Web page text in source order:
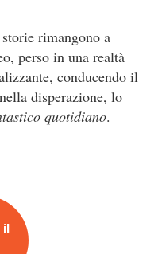
rimangono a
perso in una realtà
conducendo il
disperazione, lo
quotidiano.
il